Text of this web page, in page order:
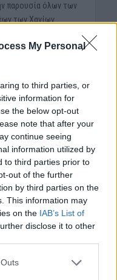
My Personal
to third parties, or
information for
the below opt-out
note that after your
continue seeing
information utilized by
to third parties prior to
out of the further
by third parties on the
This information may
on the IAB’s List of
disclose it to other
παρουσία όλων των
των Χανίων.
αναδείξαμε τα
απόδοσης των
τους
Χάρτη.
εκτάσεις
το Δημόσιο, διά της
της κείμενης
ιδιοκτησίας.
ενώπιον
αναρτημένου
υπόψη ήδη
αυτών.
προτείνει και